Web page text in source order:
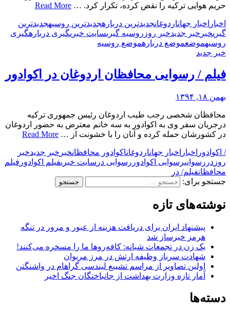
حریم هوایی ترکیه را نقض کرده، تکرار کرد. … Read More
اخبار اخبار جهاناردوغانجدیدترین دربارهجدیدترین روسیهجدیدترین
گیریخبر خبر جدیدخبر روز روسیه گیریسایت خبریگیری دربارهگیری
روسیهموضعموضع دربارهموضع روسیه
خبر جدید
فیلم / رسوایی محافظان اردوغان در اکوادور
بهمن ۱۸, ۱۳۹۴
محافظان شخصی رجب طیب اردوغان رئیس جمهوری ترکیه
درجریان سفر وی به اکوادور به سه خانم معترض به حضور اردوغان
در کشورشان حمله کرده و آنان را با خشونت از … Read More
/ اکوادور اخبار اخبار جهاناردوغاناکوادور محافظانخبر خبر جدیدخبر
روز در رسواییرسوایی اکوادور رسوایی در سایت خبریفیلم اکوادور فیلم
محافظانفیلم/ در
جستجو برای:
نوشته‌های تازه
پیشنهاد ایران برای دریافت هزینه از عبور و مرور در تنگه
هرمز خبرساز شد
یک زن در تجمعات شبانه: کافه‌روها ما را مسخره می‌کنند!
شهادت سرباز وظیفه ارتش در مرز مریوان
اولین تصاویر از مراسم تشییع لیندسی گراهام در واشنگتن
آمار تازه وزارت بهداشت از جانباختگان جنگ اخیر
دسته‌ها